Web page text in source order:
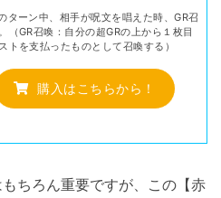
ターン中、相手が呪文を唱えた時、GR召
（GR召喚：自分の超GRの上から１枚目
トを支払ったものとして召喚する）
購入はこちらから！
ちろん重要ですが、この【赤